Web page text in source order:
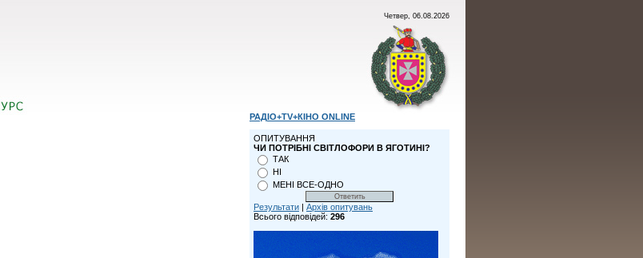
Четвер, 06.08.2026
РАДІО+TV+КІНО ONLINE
ОПИТУВАННЯ
ЧИ ПОТРІБНІ СВІТЛОФОРИ В ЯГОТИНІ?
ТАК
НІ
МЕНІ ВСЕ-ОДНО
Результати | Архів опитувань
Всього відповідей: 296